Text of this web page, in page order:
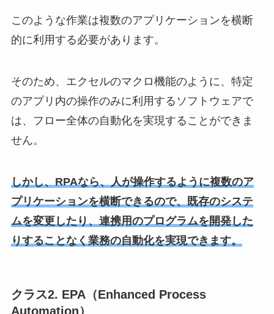
このような作業は複数のアプリケーションを横断
的に利用する必要があります。
そのため、エクセルのマクロ機能のように、特定
のアプリ内の操作のみに利用するソフトウェアで
は、フロー全体の自動化を実現することができま
せん。
しかし、RPAなら、人が操作するように複数のア
プリケーションを横断できるので、既存のシステ
ムを変更したり、連携用のプログラムを開発した
りすることなく業務の自動化を実現できます。
クラス2. EPA（Enhanced Process
Automation）